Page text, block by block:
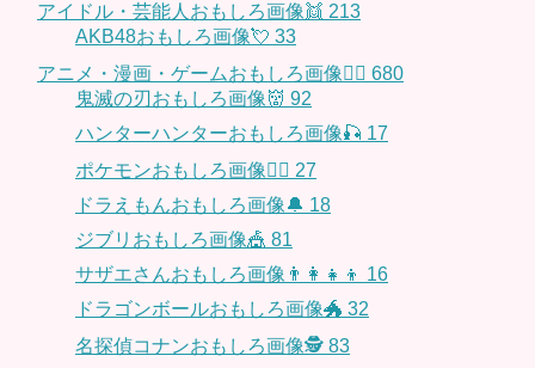
アイドル・芸能人おもしろ画像👯 213
AKB48おもしろ画像💘 33
アニメ・漫画・ゲームおもしろ画像🧚‍♀️ 680
鬼滅の刃おもしろ画像👹 92
ハンターハンターおもしろ画像🎣 17
ポケモンおもしろ画像🤹‍♂️ 27
ドラえもんおもしろ画像🔔 18
ジブリおもしろ画像🎪 81
サザエさんおもしろ画像👨‍👩‍👧‍👦 16
ドラゴンボールおもしろ画像🐲 32
名探偵コナンおもしろ画像🕵️ 83